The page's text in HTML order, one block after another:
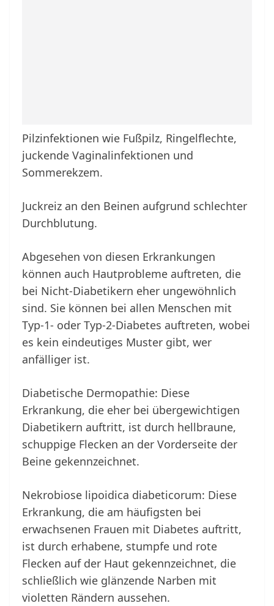
Pilzinfektionen wie Fußpilz, Ringelflechte,
juckende Vaginalinfektionen und
Sommerekzem.
Juckreiz an den Beinen aufgrund schlechter
Durchblutung.
Abgesehen von diesen Erkrankungen
können auch Hautprobleme auftreten, die
bei Nicht-Diabetikern eher ungewöhnlich
sind. Sie können bei allen Menschen mit
Typ-1- oder Typ-2-Diabetes auftreten, wobei
es kein eindeutiges Muster gibt, wer
anfälliger ist.
Diabetische Dermopathie: Diese
Erkrankung, die eher bei übergewichtigen
Diabetikern auftritt, ist durch hellbraune,
schuppige Flecken an der Vorderseite der
Beine gekennzeichnet.
Nekrobiose lipoidica diabeticorum: Diese
Erkrankung, die am häufigsten bei
erwachsenen Frauen mit Diabetes auftritt,
ist durch erhabene, stumpfe und rote
Flecken auf der Haut gekennzeichnet, die
schließlich wie glänzende Narben mit
violetten Rändern aussehen.